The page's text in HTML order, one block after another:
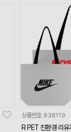
상품번호 838119
R PET 친환경 리유